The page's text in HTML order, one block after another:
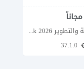
اشهر ألعاب الزراعة والتطوير Township apk 2026 إذا كنت تحب ألعاب الزراعة وبناء المدن،...